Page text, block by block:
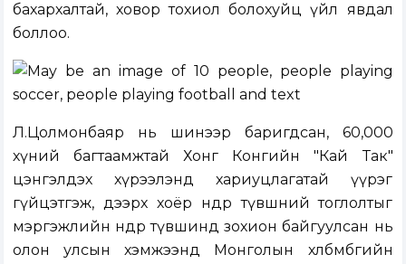
бахархалтай, ховор тохиол болохуйц үйл явдал
боллоо.
Л.Цолмонбаяр нь шинээр баригдсан, 60,000
хүний багтаамжтай Хонг Конгийн "Кай Так"
цэнгэлдэх хүрээлэнд хариуцлагатай үүрэг
гүйцэтгэж, дээрх хоёр өндөр түвшний тоглолтыг
мэргэжлийн өндөр түвшинд зохион байгуулсан нь
олон улсын хэмжээнд Монголын хөлбөмбөгийн